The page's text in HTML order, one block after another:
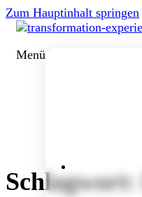
Zum Hauptinhalt springen
Menü
Schlagwort: